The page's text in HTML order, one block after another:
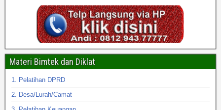
Materi Bimtek dan Diklat
1. Pelatihan DPRD
2. Desa/Lurah/Camat